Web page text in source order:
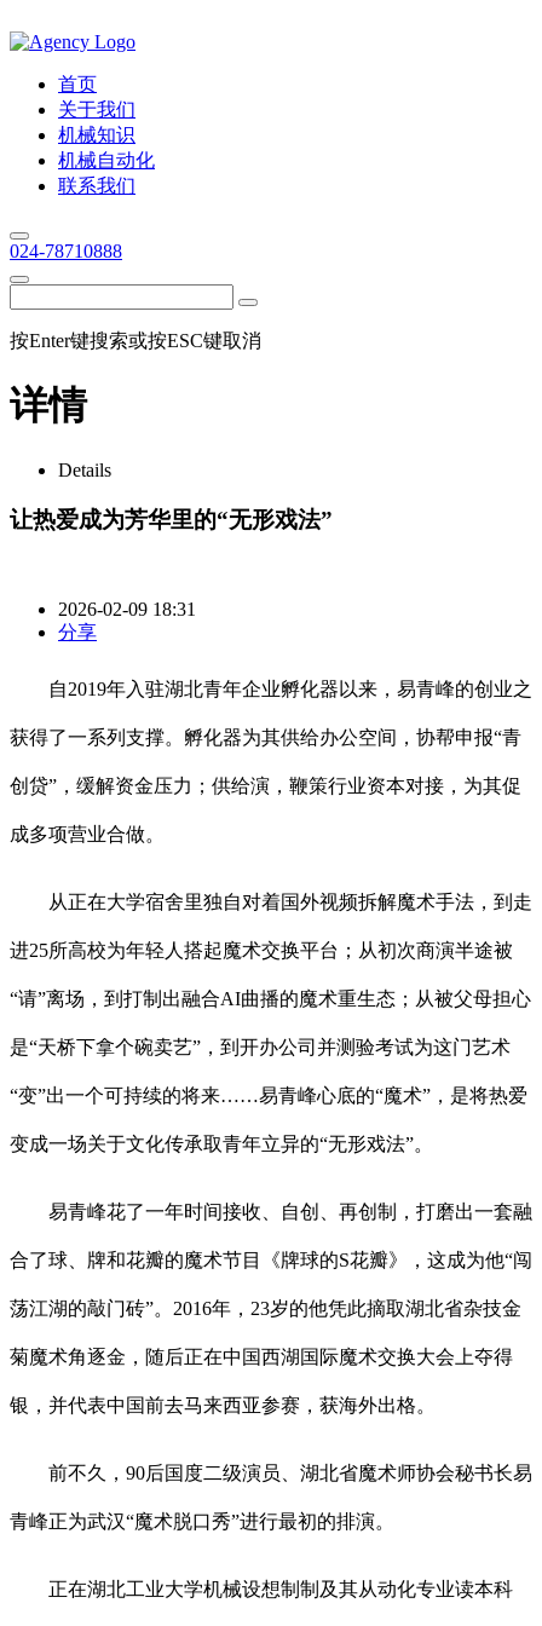
首页
关于我们
机械知识
机械自动化
联系我们
024-78710888
按Enter键搜索或按ESC键取消
详情
Details
让热爱成为芳华里的“无形戏法”
2026-02-09 18:31
分享
自2019年入驻湖北青年企业孵化器以来，易青峰的创业之
获得了一系列支撑。孵化器为其供给办公空间，协帮申报“青
创贷”，缓解资金压力；供给演，鞭策行业资本对接，为其促
成多项营业合做。
从正在大学宿舍里独自对着国外视频拆解魔术手法，到走
进25所高校为年轻人搭起魔术交换平台；从初次商演半途被
“请”离场，到打制出融合AI曲播的魔术重生态；从被父母担心
是“天桥下拿个碗卖艺”，到开办公司并测验考试为这门艺术
“变”出一个可持续的将来……易青峰心底的“魔术”，是将热爱
变成一场关于文化传承取青年立异的“无形戏法”。
易青峰花了一年时间接收、自创、再创制，打磨出一套融
合了球、牌和花瓣的魔术节目《牌球的S花瓣》，这成为他“闯
荡江湖的敲门砖”。2016年，23岁的他凭此摘取湖北省杂技金
菊魔术角逐金，随后正在中国西湖国际魔术交换大会上夺得
银，并代表中国前去马来西亚参赛，获海外出格。
前不久，90后国度二级演员、湖北省魔术师协会秘书长易
青峰正为武汉“魔术脱口秀”进行最初的排演。
正在湖北工业大学机械设想制制及其从动化专业读本科